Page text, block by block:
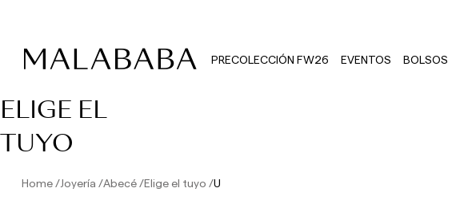
PRECOLECCIÓN FW26 EVENTOS BOLSOS
ELIGE EL
TUYO
Home Joyería Abecé Elige el tuyo U